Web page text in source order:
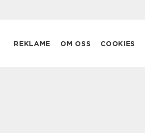
REKLAME OM OSS COOKIES